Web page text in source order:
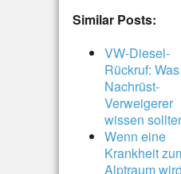
Similar Posts:
VW-Diesel-
Rückruf: Was
Nachrüst-
Verweigerer
wissen
Wenn eine
Krankheit
Alptraum wird